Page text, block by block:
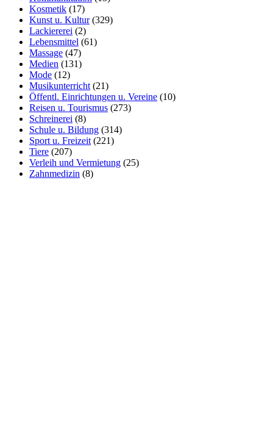
Kosmetik (17)
Kunst u. Kultur(329)
Lackiererei (2)
Lebensmittel (61)
Massage (47)
Medien (131)
Mode (12)
Musikunterricht (21)
Öffentl. Einrichtungen u. Vereine (10)
Reisen u. Tourismus (273)
Schreinerei (8)
Schule u. Bildung (314)
Sport u. Freizeit (221)
Tiere (207)
Verleih und Vermietung (25)
Zahnmedizin (8)